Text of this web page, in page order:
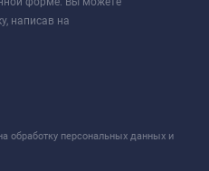
написав на
обработку персональных данных и